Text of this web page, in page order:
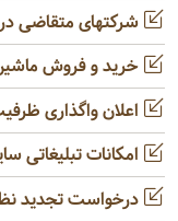
شرکتهای متقاضی
خرید و فروش
اعلان واگذاری
امکانات تبلیغاتی
درخواست تجدید